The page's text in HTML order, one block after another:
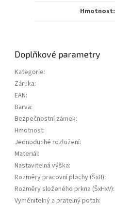
Hmotnost:
Doplňkové parametry
Kategorie:
Záruka:
EAN:
Barva:
Bezpečnostní zámek:
Hmotnost:
Jednoduché rozložení:
Materiál:
Nastavitelná výška:
Rozměry pracovní plochy (ŠxH):
Rozměry složeného prkna (ŠxHxV):
Vyměnitelný a pratelný potah: